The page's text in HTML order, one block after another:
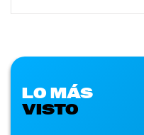
LO MÁS
VISTO